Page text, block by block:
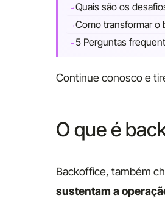
Quais são os
Como transformar o
5 Perguntas
Continue conosco e
O que é
Backoffice, também
sustentam a